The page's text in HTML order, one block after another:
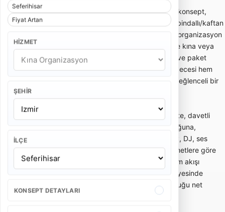
Seferihisar
Fiyat Artan
HIZMET
ŞEHIR
İLÇE
KONSEPT DETAYLARI
Kına organizasyonu; gelinin kına gecesi için konsept,
dekor, kına tahtı, giriş akışı, müzik, nedime, bindallı/kaftan
uyumu ve ek hizmetlerin birlikte planlandığı organizasyon
hizmetidir. Evde kına, salonda kına, bahçede kına veya
otelde kına gibi farklı alanlara göre kurulum ve paket
içeriği değişebilir. Doğru planlanan bir kına gecesi hem
geleneksel akışı korur hem de davetliler için eğlenceli bir
Kına organizasyonu fiyatları; seçilen konsepte, davetli
sayısına, kına tahtı modeline, dekor yoğunluğuna,
mekanın konumuna, nedime ekibi, davul şov, DJ, ses
sistemi, fotoğraf-video ve ikram gibi ek hizmetlere göre
değişir. Sadece temel süsleme hizmeti ile tüm akışı
yöneten kapsamlı kına paketi aynı fiyat seviyesinde
olmaz. Teklif alırken pakete nelerin dahil olduğu net